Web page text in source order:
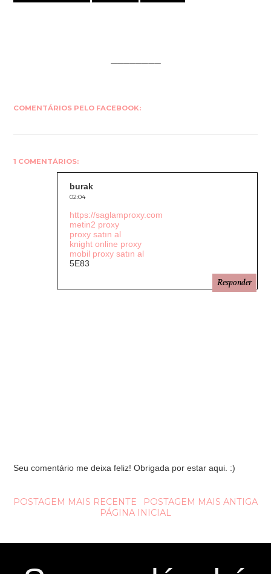
COMENTÁRIOS PELO FACEBOOK:
1 COMENTÁRIOS:
burak
02:04
https://saglamproxy.com
metin2 proxy
proxy satın al
knight online proxy
mobil proxy satın al
5E83
Responder
Seu comentário me deixa feliz! Obrigada por estar aqui. :)
POSTAGEM MAIS RECENTE
POSTAGEM MAIS ANTIGA
PÁGINA INICIAL